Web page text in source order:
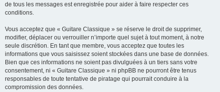
de tous les messages est enregistrée pour aider à faire respecter ces
conditions.
Vous acceptez que « Guitare Classique » se réserve le droit de supprimer,
modifier, déplacer ou verrouiller n’importe quel sujet à tout moment, à notre
seule discrétion. En tant que membre, vous acceptez que toutes les
informations que vous saisissez soient stockées dans une base de données.
Bien que ces informations ne soient pas divulguées à un tiers sans votre
consentement, ni « Guitare Classique » ni phpBB ne pourront être tenus
responsables de toute tentative de piratage qui pourrait conduire à la
compromission des données.